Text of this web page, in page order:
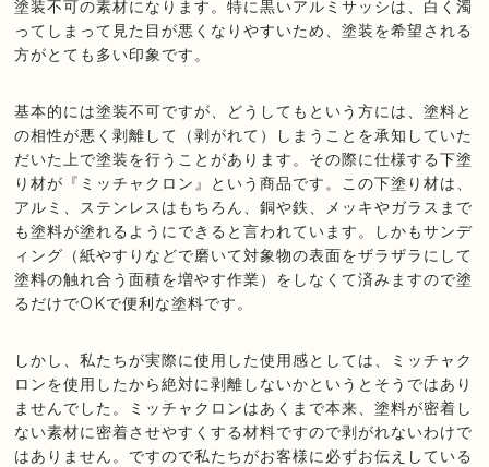
塗装不可の素材になります。特に黒いアルミサッシは、白く濁
ってしまって見た目が悪くなりやすいため、塗装を希望される
方がとても多い印象です。
基本的には塗装不可ですが、どうしてもという方には、塗料と
の相性が悪く剥離して（剥がれて）しまうことを承知していた
だいた上で塗装を行うことがあります。その際に仕様する下塗
り材が『ミッチャクロン』という商品です。この下塗り材は、
アルミ、ステンレスはもちろん、銅や鉄、メッキやガラスまで
も塗料が塗れるようにできると言われています。しかもサンデ
ィング（紙やすりなどで磨いて対象物の表面をザラザラにして
塗料の触れ合う面積を増やす作業）をしなくて済みますので塗
るだけでOKで便利な塗料です。
しかし、私たちが実際に使用した使用感としては、ミッチャク
ロンを使用したから絶対に剥離しないかというとそうではあり
ませんでした。ミッチャクロンはあくまで本来、塗料が密着し
ない素材に密着させやすくする材料ですので剥がれないわけで
はありません。ですので私たちがお客様に必ずお伝えしている